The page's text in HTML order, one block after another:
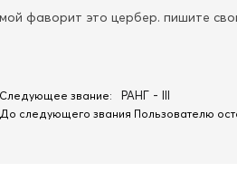
мой фаворит это цербер. пишите
Следующее звание: РАНГ - III
До следующего звания Пользователю